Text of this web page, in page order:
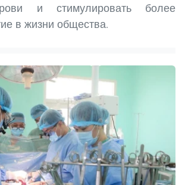
и стимулировать более
в жизни общества.